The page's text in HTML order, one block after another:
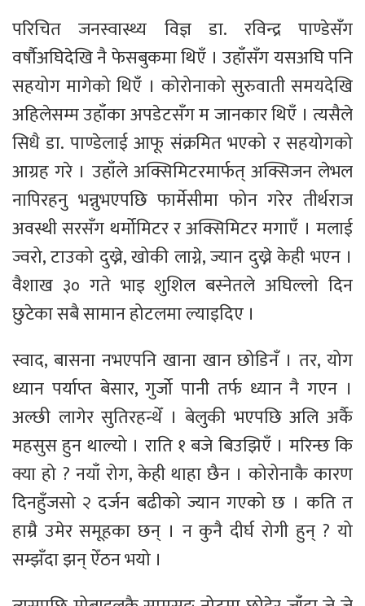
परिचित जनस्वास्थ्य विज्ञ डा. रविन्द्र पाण्डेसँग
वर्षौअघिदेखि नै फेसबुकमा थिएँ । उहाँसँग यसअघि पनि
सहयोग मागेको थिएँ । कोरोनाको सुरुवाती समयदेखि
अहिलेसम्म उहाँका अपडेटसँग म जानकार थिएँ । त्यसैले
सिधै डा. पाण्डेलाई आफू संक्रमित भएको र सहयोगको
आग्रह गरे । उहाँले अक्सिमिटरमार्फत् अक्सिजन लेभल
नापिरहनु भन्नुभएपछि फार्मेसीमा फोन गरेर तीर्थराज
अवस्थी सरसँग थर्मोमिटर र अक्सिमिटर मगाएँ । मलाई
ज्वरो, टाउको दुख्ने, खोकी लाग्ने, ज्यान दुख्ने केही भएन ।
वैशाख ३० गते भाइ शुशिल बस्नेतले अघिल्लो दिन
छुटेका सबै सामान होटलमा ल्याइदिए ।
स्वाद, बासना नभएपनि खाना खान छोडिनँ । तर, योग
ध्यान पर्याप्त बेसार, गुर्जो पानी तर्फ ध्यान नै गएन ।
अल्छी लागेर सुतिरहन्थेँ । बेलुकी भएपछि अलि अर्कै
महसुस हुन थाल्यो । राति १ बजे बिउझिएँ । मरिन्छ कि
क्या हो ? नयाँ रोग, केही थाहा छैन । कोरोनाकै कारण
दिनहुँजसो २ दर्जन बढीको ज्यान गएको छ । कति त
हाम्रै उमेर समूहका छन् । न कुनै दीर्घ रोगी हुन् ? यो
सम्झँदा झन् ऐँठन भयो ।